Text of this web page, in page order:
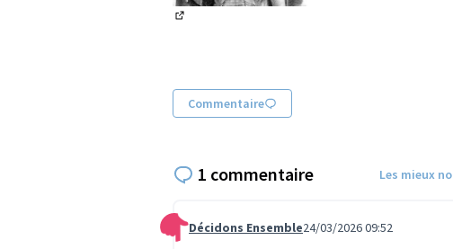
Commentaire
1 commentaire Les mieux
Commentaire 1770
Décidons Ensemble24/03/2026 09:52